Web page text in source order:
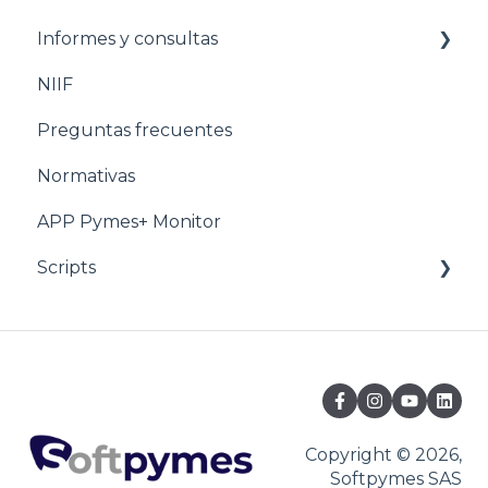
Pasos para configurar POS
Estructuración POS
Estructuración Utilitarios
Informes y consultas
Nomina
NIIF
Preguntas frecuentes
Normativas
APP Pymes+ Monitor
Scripts
Copyright © 2026,
Softpymes SAS